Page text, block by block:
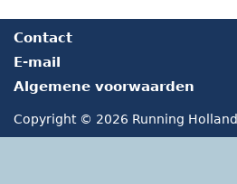
Contact
E-mail
Algemene voorwaarden
Copyright © 2026 Running Holland